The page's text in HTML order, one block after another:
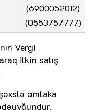
(6900052012)
(0553757777)
Vergi
ilkin satış
əmlaka